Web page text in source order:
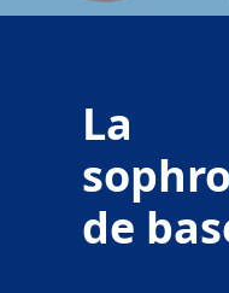
La
de